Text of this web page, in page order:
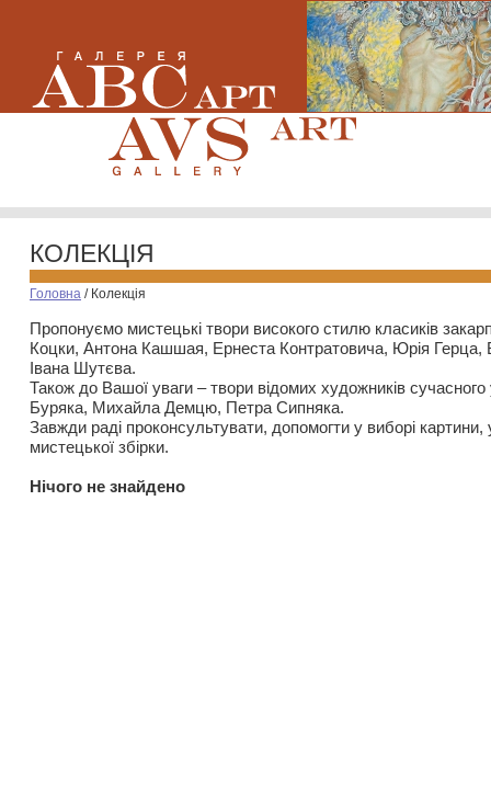
КОЛЕКЦІЯ
Головна / Колекція
Пропонуємо мистецькі твори високого стилю класиків
Коцки, Антона Кашшая, Ернеста Контратовича, Юрія
Івана Шутєва.
Також до Вашої уваги – твори відомих художників
Буряка, Михайла Демцю, Петра Сипняка.
Завжди раді проконсультувати, допомогти у виборі картини,
мистецької збірки.
Нiчого не знайдено